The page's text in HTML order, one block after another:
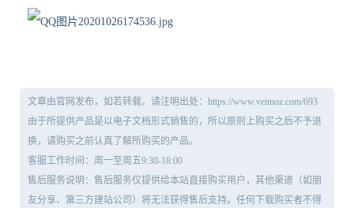
文章由官网发布，如若转载，请注明出处：https://www.veimoz.com/693
由于所提供产品是以电子文档形式销售的，所以原则上购买之后不予退
换，请购买之前认真了解所购买的产品。
客服工作时间：周一至周五9:30-18:00
售后服务说明：售后服务仅提供给本站直接购买用户，其他渠道（如朋
友分享、第三方建站公司）将无法获得售后支持。任何下载购买者不得